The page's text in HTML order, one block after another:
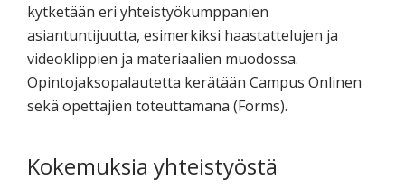
kytketään eri yhteistyökumppanien
asiantuntijuutta, esimerkiksi haastattelujen ja
videoklippien ja materiaalien muodossa.
Opintojaksopalautetta kerätään Campus Onlinen
sekä opettajien toteuttamana (Forms).
Kokemuksia yhteistyöstä